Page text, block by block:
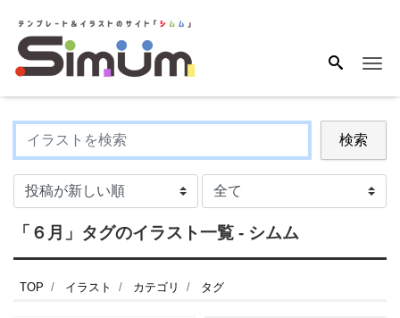
検索
「６月」タグのイラスト一覧 - シムム
TOP イラスト カテゴリ タグ